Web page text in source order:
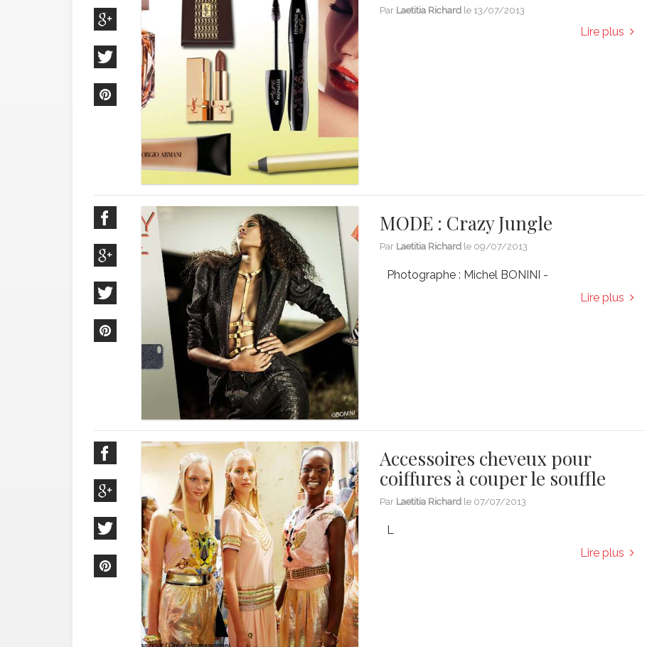
Par Laetitia Richard le 13/07/2013
Lire plus
MODE : Crazy Jungle
Par Laetitia Richard le 09/07/2013
Photographe : Michel BONINI -
Lire plus
Accessoires cheveux pour
coiffures à couper le souffle
Par Laetitia Richard le 07/07/2013
L
Lire plus